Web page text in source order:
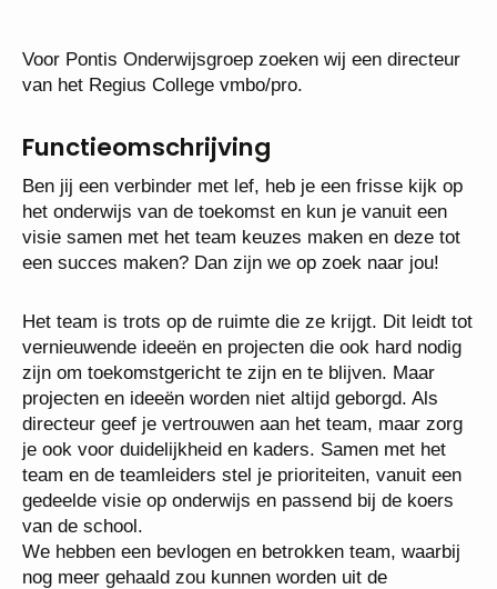
Voor Pontis Onderwijsgroep zoeken wij een
directeur van het Regius College vmbo/pro.
Functieomschrijving
Ben jij een verbinder met lef, heb je een frisse kijk
op het onderwijs van de toekomst en kun je vanuit
een visie samen met het team keuzes maken en
deze tot een succes maken? Dan zijn we op zoek
Het team is trots op de ruimte die ze krijgt. Dit leidt
tot vernieuwende ideeën en projecten die ook hard
nodig zijn om toekomstgericht te zijn en te blijven.
Maar projecten en ideeën worden niet altijd geborgd.
Als directeur geef je vertrouwen aan het team, maar
zorg je ook voor duidelijkheid en kaders. Samen met
het team en de teamleiders stel je prioriteiten, vanuit
een gedeelde visie op onderwijs en passend bij de
koers van de school.
We hebben een bevlogen en betrokken team,